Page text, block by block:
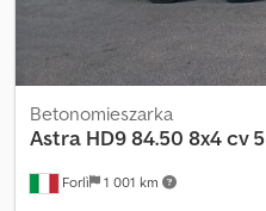
Forlì 1 001 km
Betonomieszarka
Astra HD9 84.50 8x4 cv 5